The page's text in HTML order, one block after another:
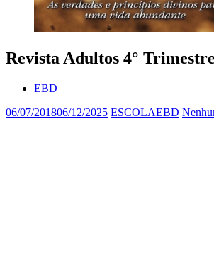
Revista Adultos 4°
EBD
06/07/201806/12/2025 ESCOLAEBD